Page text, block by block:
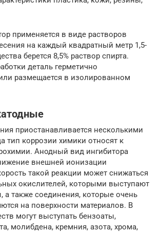
применяется в виде растворов
на каждый квадратный метр 1,5-
берется 8,5% раствор спирта.
деталь герметично
размещается в изолированном
приостанавливается несколькими
тип коррозии химики относят к
Анодный вид ингибитора
внешней ионизации
такой реакции может снижаться
окислителей, которыми выступают
а также соединения, которые очень
на поверхности материалов. В
могут выступать бензоаты,
молибдена, кремния, азота, хрома,